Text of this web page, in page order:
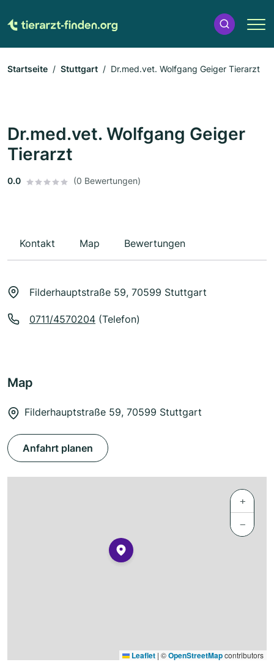
Startseite Stuttgart Dr.med.vet. Wolfgang Geiger Tierarzt
Dr.med.vet. Wolfgang Geiger
Tierarzt
0.0 (0 Bewertungen)
Kontakt Map Bewertungen
Filderhauptstraße 59, 70599 Stuttgart
0711/4570204 (Telefon)
Map
Filderhauptstraße 59, 70599 Stuttgart
Anfahrt planen
+
−
Leaflet | ©OpenStreetMapcontributors